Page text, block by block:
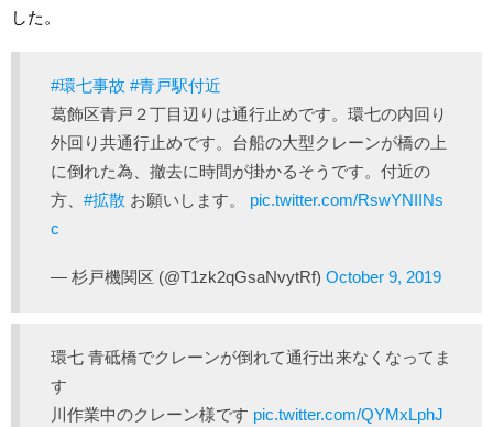
した。
#環七事故 #青戸駅付近
葛飾区青戸２丁目辺りは通行止めです。環七の内回り
外回り共通行止めです。台船の大型クレーンが橋の上
に倒れた為、撤去に時間が掛かるそうです。付近の
方、 #拡散 お願いします。 pic.twitter.com/RswYNIINs
c
— 杉戸機関区 (@T1zk2qGsaNvytRf) October 9, 2019
環七 青砥橋でクレーンが倒れて通行出来なくなってま
す
川作業中のクレーン様です pic.twitter.com/QYMxLphJ